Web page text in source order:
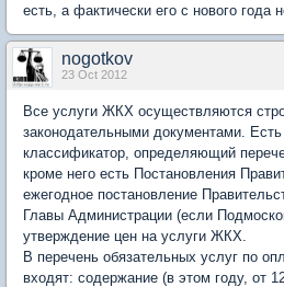
есть, а фактически его с нового года
nogotkov
23 Oct 2012
Все услуги ЖКХ осуществляются
законодательными документами.
классификатор, определяющий
кроме него есть Постановления
ежегодное постановление
Главы Администрации (если
утверждение цен на услуги ЖКХ.
В перечень обязательных услуг по
входят: содержание (в этом году, от